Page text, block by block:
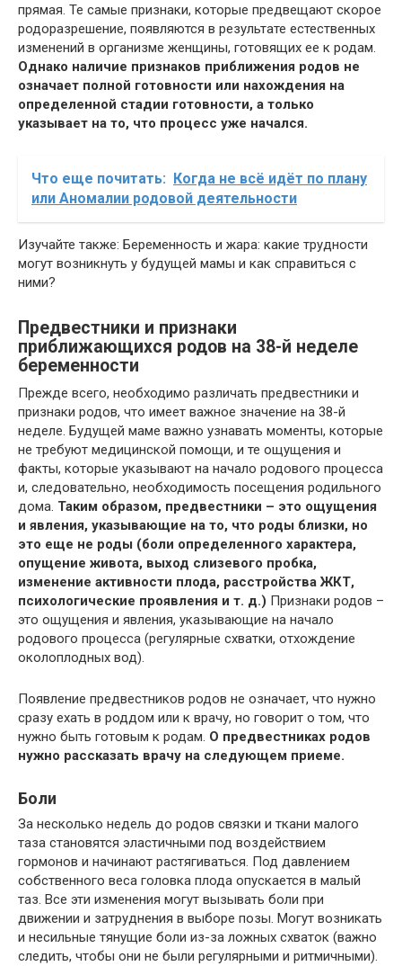
прямая. Те самые признаки, которые предвещают скорое
родоразрешение, появляются в результате естественных
изменений в организме женщины, готовящих ее к родам.
Однако наличие признаков приближения родов не
означает полной готовности или нахождения на
определенной стадии готовности, а только
указывает на то, что процесс уже начался.
Что еще почитать: Когда не всё идёт по плану
или Аномалии родовой деятельности
Изучайте также: Беременность и жара: какие трудности
могут возникнуть у будущей мамы и как справиться с
ними?
Предвестники и признаки
приближающихся родов на 38-й неделе
беременности
Прежде всего, необходимо различать предвестники и
признаки родов, что имеет важное значение на 38-й
неделе. Будущей маме важно узнавать моменты, которые
не требуют медицинской помощи, и те ощущения и
факты, которые указывают на начало родового процесса
и, следовательно, необходимость посещения родильного
дома. Таким образом, предвестники – это ощущения
и явления, указывающие на то, что роды близки, но
это еще не роды (боли определенного характера,
опущение живота, выход слизевого пробка,
изменение активности плода, расстройства ЖКТ,
психологические проявления и т. д.) Признаки родов –
это ощущения и явления, указывающие на начало
родового процесса (регулярные схватки, отхождение
околоплодных вод).
Появление предвестников родов не означает, что нужно
сразу ехать в роддом или к врачу, но говорит о том, что
нужно быть готовым к родам. О предвестниках родов
нужно рассказать врачу на следующем приеме.
Боли
За несколько недель до родов связки и ткани малого
таза становятся эластичными под воздействием
гормонов и начинают растягиваться. Под давлением
собственного веса головка плода опускается в малый
таз. Все эти изменения могут вызывать боли при
движении и затруднения в выборе позы. Могут возникать
и несильные тянущие боли из-за ложных схваток (важно
следить, чтобы они не были регулярными и ритмичными).